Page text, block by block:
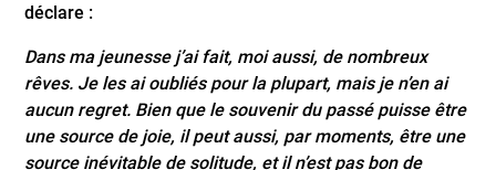
déclare :
Dans ma jeunesse j’ai fait, moi aussi, de nombreux
rêves. Je les ai oubliés pour la plupart, mais je n’en ai
aucun regret. Bien que le souvenir du passé puisse être
une source de joie, il peut aussi, par moments, être une
source inévitable de solitude, et il n’est pas bon de